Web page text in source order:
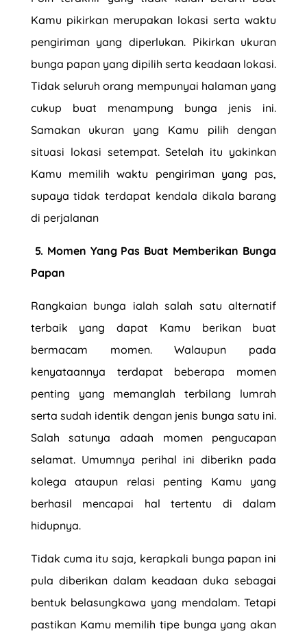
Kamu pikirkan merupakan lokasi serta waktu
pengiriman yang diperlukan. Pikirkan ukuran
bunga papan yang dipilih serta keadaan lokasi.
Tidak seluruh orang mempunyai halaman yang
cukup buat menampung bunga jenis ini.
Samakan ukuran yang Kamu pilih dengan
situasi lokasi setempat. Setelah itu yakinkan
Kamu memilih waktu pengiriman yang pas,
supaya tidak terdapat kendala dikala barang
di perjalanan
5. Momen Yang Pas Buat Memberikan Bunga
Papan
Rangkaian bunga ialah salah satu alternatif
terbaik yang dapat Kamu berikan buat
bermacam momen. Walaupun pada
kenyataannya terdapat beberapa momen
penting yang memanglah terbilang lumrah
serta sudah identik dengan jenis bunga satu ini.
Salah satunya adaah momen pengucapan
selamat. Umumnya perihal ini diberikn pada
kolega ataupun relasi penting Kamu yang
berhasil mencapai hal tertentu di dalam
hidupnya.
Tidak cuma itu saja, kerapkali bunga papan ini
pula diberikan dalam keadaan duka sebagai
bentuk belasungkawa yang mendalam. Tetapi
pastikan Kamu memilih tipe bunga yang akan